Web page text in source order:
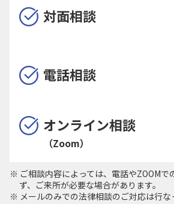
対面相談
電話相談
オンライン相談
（Zoom）
ご相談内容によっては、電話やZOOMで
ず、ご来所が必要な場合があります。
メールのみでの法律相談のご対応は行な